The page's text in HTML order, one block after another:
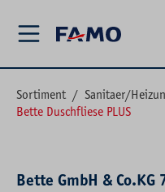
Sortiment / Sanitaer/
Bette Duschfliese PLUS
Bette GmbH & Co.KG